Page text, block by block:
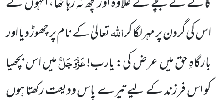
اس کی گردن پر مہر لگا کراللہتعالیٰ کے نام پر چھوڑ دیا اور
بارگاہِ حق میں عرض کی: یارب!عَزَّوَجَلَّمیں اس بچھیا
کو اس فرزند کے لیے تیرے پاس ودیعت رکھتا ہوں